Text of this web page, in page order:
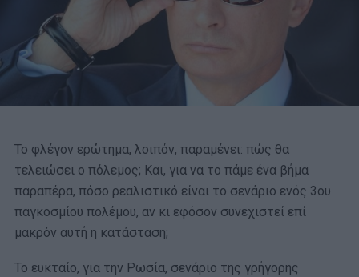
Το φλέγον ερώτημα, λοιπόν, παραμένει: πώς θα
τελειώσει ο πόλεμος; Και, για να το πάμε ένα βήμα
παραπέρα, πόσο ρεαλιστικό είναι το σενάριο ενός 3ου
παγκοσμίου πολέμου, αν κι εφόσον συνεχιστεί επί
μακρόν αυτή η κατάσταση;
Το ευκταίο, για την Ρωσία, σενάριο της γρήγορης